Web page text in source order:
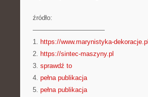
źródło:
———————————
1. https://www.marynistyka-dekoracje.pl
2. https://sintec-maszyny.pl
3. sprawdź to
4. pełna publikacja
5. pełna publikacja